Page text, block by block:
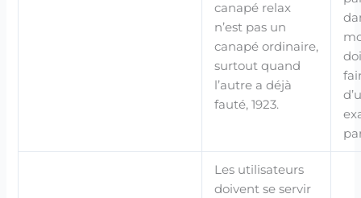
canapé relax
n’est pas un
canapé ordinaire,
surtout quand
l’autre a déjà
fauté, 1923.
Les utilisateurs
doivent se servir